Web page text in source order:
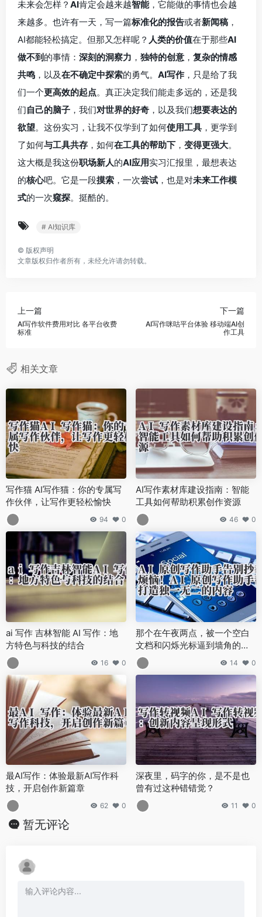
未来会怎样？ AI肯定会越来越智能，它能做的事情也会越
来越多。也许有一天，写一篇标准化的报告或者新闻稿 ，
AI都能轻松搞定。但那又怎样呢？ 人类的价值在于那些AI
做不到的事情： 深刻的洞察力 ， 独特的创意 ， 复杂的情感
共鸣 ，以及在不确定中探索的勇气。 AI写作 ，只是给了我
们一个更高效的起点。真正决定我们能走多远的，还是我
们自己的脑子 ，我们对世界的好奇 ，以及我们想要表达的
欲望。这份实习，让我不仅学到了如何使用工具 ，更学到
了如何与工具共存 ，如何在工具的帮助下 ， 变得更强大。
这大概是我这份职场新人的AI应用实习汇报里，最想表达
的核心吧。它是一段摸索 ，一次尝试 ，也是对未来工作模
式的一次窥探。挺酷的。
# AI知识库
© 版权声明
文章版权归作者所有，未经允许请勿转载。
上一篇
AI写作软件费用对比 各平台收费
标准
下一篇
AI写作咪咕平台体验 移动端AI创
作工具
相关文章
写作猫 AI写作猫：你的专属写
作伙伴，让写作更轻松愉快
94 0
AI写作素材库建设指南：智能
工具如何帮助积累创作资源
46 0
ai 写作 吉林智能 AI 写作：地
方特色与科技的结合
16 0
那个在午夜两点，被一个空白
文档和闪烁光标逼到墙角的绝
望瞬间，你还记得吗？
14 0
最AI写作：体验最新AI写作科
技，开启创作新篇章
62 0
深夜里，码字的你，是不是也
曾有过这种错错觉？
11 0
暂无评论